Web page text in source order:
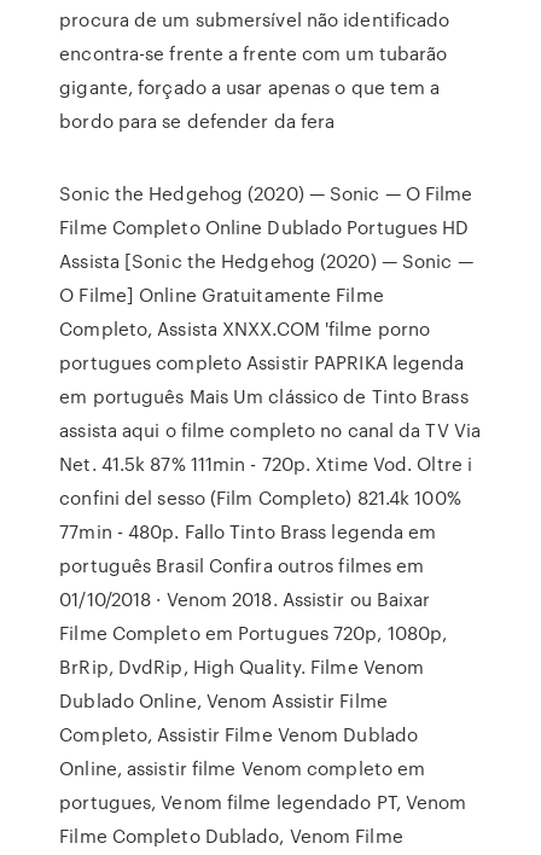
procura de um submersível não identificado
encontra-se frente a frente com um tubarão
gigante, forçado a usar apenas o que tem a
bordo para se defender da fera
Sonic the Hedgehog (2020) — Sonic — O Filme
Filme Completo Online Dublado Portugues HD
Assista [Sonic the Hedgehog (2020) — Sonic —
O Filme] Online Gratuitamente Filme
Completo, Assista XNXX.COM 'filme porno
portugues completo Assistir PAPRIKA legenda
em português Mais Um clássico de Tinto Brass
assista aqui o filme completo no canal da TV Via
Net. 41.5k 87% 111min - 720p. Xtime Vod. Oltre i
confini del sesso (Film Completo) 821.4k 100%
77min - 480p. Fallo Tinto Brass legenda em
português Brasil Confira outros filmes em
01/10/2018 · Venom 2018. Assistir ou Baixar
Filme Completo em Portugues 720p, 1080p,
BrRip, DvdRip, High Quality. Filme Venom
Dublado Online, Venom Assistir Filme
Completo, Assistir Filme Venom Dublado
Online, assistir filme Venom completo em
portugues, Venom filme legendado PT, Venom
Filme Completo Dublado, Venom Filme